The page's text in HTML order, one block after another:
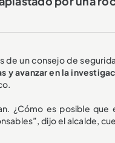
de un consejo de
y avanzar en la
¿Cómo es posible que
dijo el alcalde,